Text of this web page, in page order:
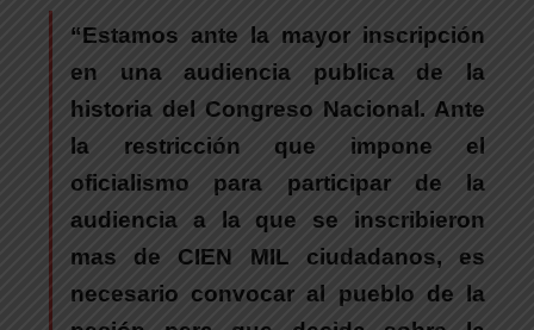
“Estamos ante la mayor inscripción
en una audiencia publica de la
historia del Congreso Nacional. Ante
la restricción que impone el
oficialismo para participar de la
audiencia a la que se inscribieron
mas de CIEN MIL ciudadanos, es
necesario convocar al pueblo de la